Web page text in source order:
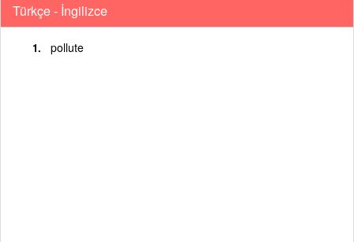
Türkçe - İngilizce
pollute